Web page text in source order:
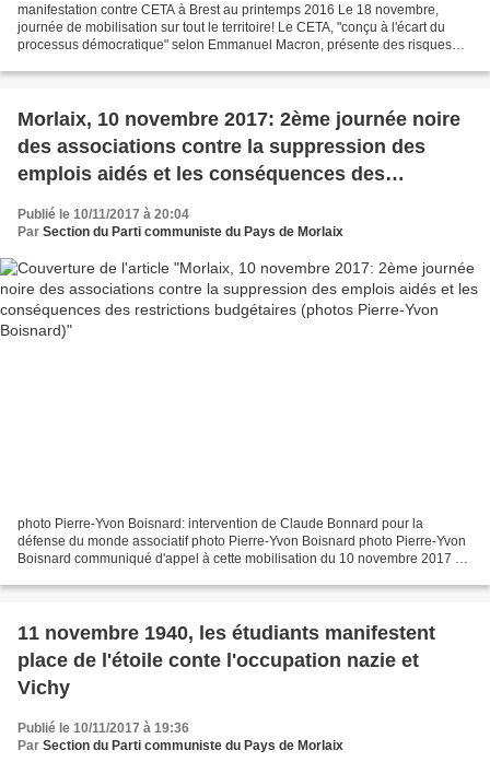
manifestation contre CETA à Brest au printemps 2016 Le 18 novembre,
journée de mobilisation sur tout le territoire! Le CETA, "conçu à l'écart du
processus démocratique" selon Emmanuel Macron, présente des risques
Morlaix, 10 novembre 2017: 2ème journée noire
des associations contre la suppression des
emplois aidés et les conséquences des
Boisnard)
Publié le 10/11/2017 à 20:04
Par Section du Parti communiste du Pays de Morlaix
photo Pierre-Yvon Boisnard: intervention de Claude Bonnard pour la
défense du monde associatif photo Pierre-Yvon Boisnard photo Pierre-Yvon
Boisnard communiqué d'appel à cette mobilisation du 10 novembre 2017 à
11 novembre 1940, les étudiants manifestent
place de l'étoile conte l'occupation nazie et
Vichy
Publié le 10/11/2017 à 19:36
Par Section du Parti communiste du Pays de Morlaix